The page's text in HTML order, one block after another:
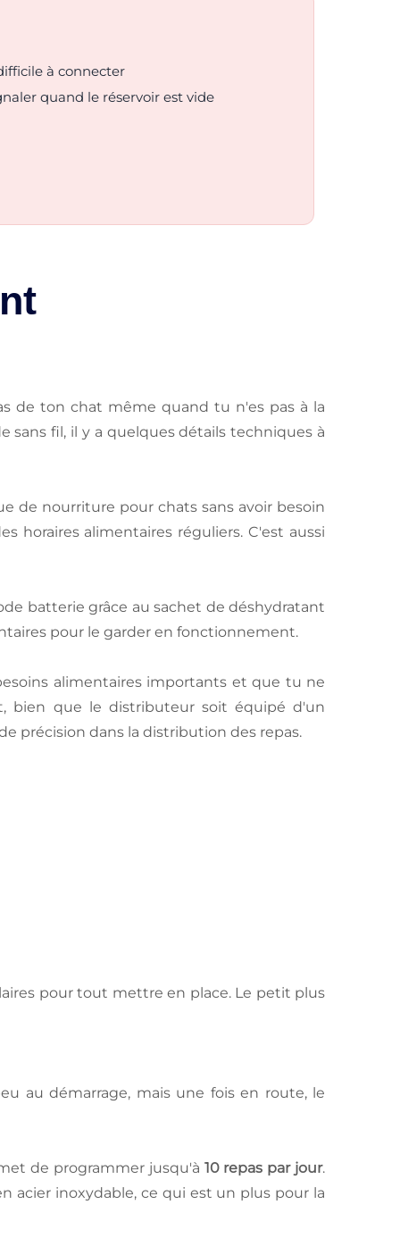
à connecter
quand le réservoir est vide
de ton chat même quand tu n'es pas à la
sans fil, il y a quelques détails techniques à
de nourriture pour chats sans avoir besoin
horaires alimentaires réguliers. C'est aussi
batterie grâce au sachet de déshydratant
pour le garder en fonctionnement.
alimentaires importants et que tu ne
bien que le distributeur soit équipé d'un
précision dans la distribution des repas.
pour tout mettre en place. Le petit plus
au démarrage, mais une fois en route, le
de programmer jusqu'à 10 repas par jour.
acier inoxydable, ce qui est un plus pour la